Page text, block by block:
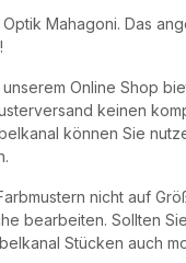
Mahagoni. Das
Online Shop
keinen
können Sie
nicht auf
bearbeiten. Sollten
Stücken auch